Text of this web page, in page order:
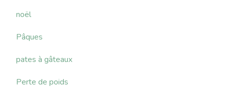
noël
Pâques
pates à gâteaux
Perte de poids